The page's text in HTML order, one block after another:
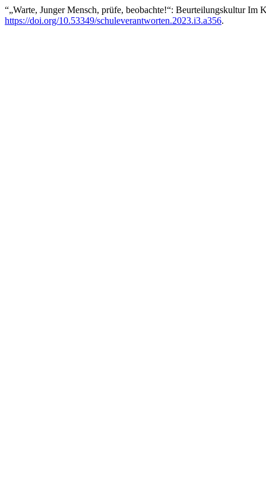
“„Warte, Junger Mensch, prüfe, beobachte!“: Beurteilungskultur Im
https://doi.org/10.53349/schuleverantworten.2023.i3.a356.